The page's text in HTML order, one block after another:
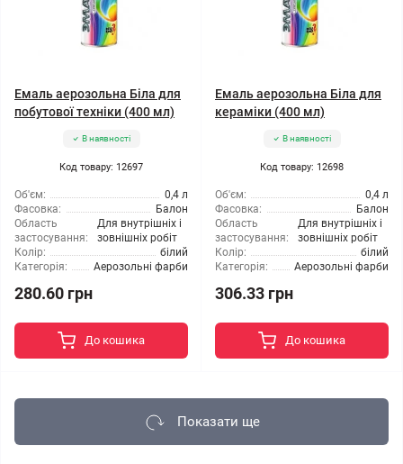
Емаль аерозольна Біла для
побутової техніки (400 мл)
В наявності
Код товару: 12697
Об'єм:
0,4 л
Фасовка:
Балон
Область
застосування:
Для внутрішніх і
зовнішніх робіт
Колір:
білий
Категорія:
Аерозольні фарби
280.60 грн
До кошика
Емаль аерозольна Біла для
кераміки (400 мл)
В наявності
Код товару: 12698
Об'єм:
0,4 л
Фасовка:
Балон
Область
застосування:
Для внутрішніх і
зовнішніх робіт
Колір:
білий
Категорія:
Аерозольні фарби
306.33 грн
До кошика
Показати ще